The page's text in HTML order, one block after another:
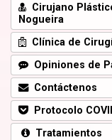
Cirujano
Nogueira
Clínica de
Opiniones de
Contáctenos
Protocolo
Tratamientos